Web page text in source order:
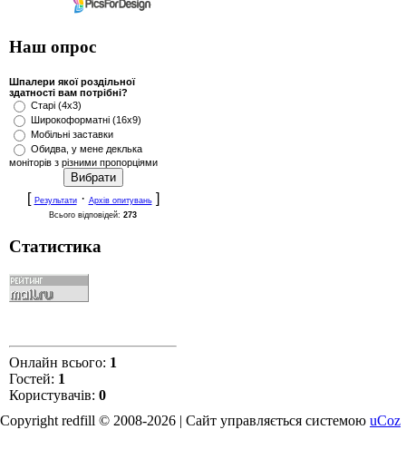
Наш опрос
Шпалери якої роздільної
здатності вам потрібні?
Старі (4x3)
Широкоформатні (16x9)
Мобільні заставки
Обидва, у мене деклька
моніторів з різними пропорціями
[ Результати· Архів опитувань]
Всього відповідей: 273
Статистика
Онлайн всього: 1
Гостей: 1
Користувачів: 0
Copyright redfill © 2008-2026 | Сайт управляється системою uCoz